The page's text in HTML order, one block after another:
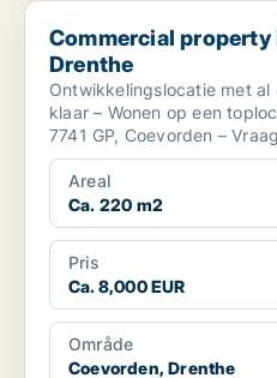
Commercial property in
Commercial property
Drenthe
Ontwikkelingslocatie met
klaar – Wonen op een toplocatie! Weeshuisstraat 27,
7741 GP, Coevorden –
Areal
Ca. 220 m2
Pris
Ca. 8,000 EUR
Område
Coevorden, Drenthe